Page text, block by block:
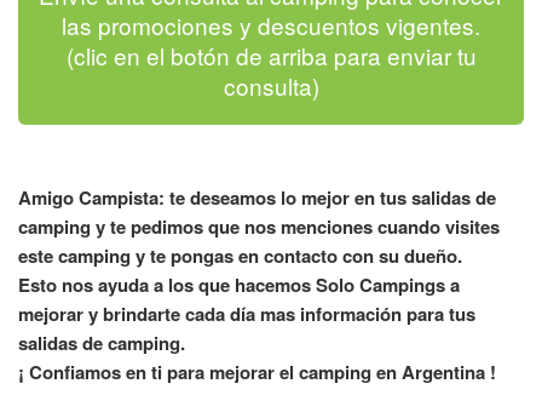
las promociones y descuentos vigentes.
(clic en el botón de arriba para enviar tu
consulta)
Amigo Campista: te deseamos lo mejor en tus salidas de
camping y te pedimos que nos menciones cuando visites
este camping y te pongas en contacto con su dueño.
Esto nos ayuda a los que hacemos Solo Campings a
mejorar y brindarte cada día mas información para tus
salidas de camping.
¡ Confiamos en ti para mejorar el camping en Argentina !